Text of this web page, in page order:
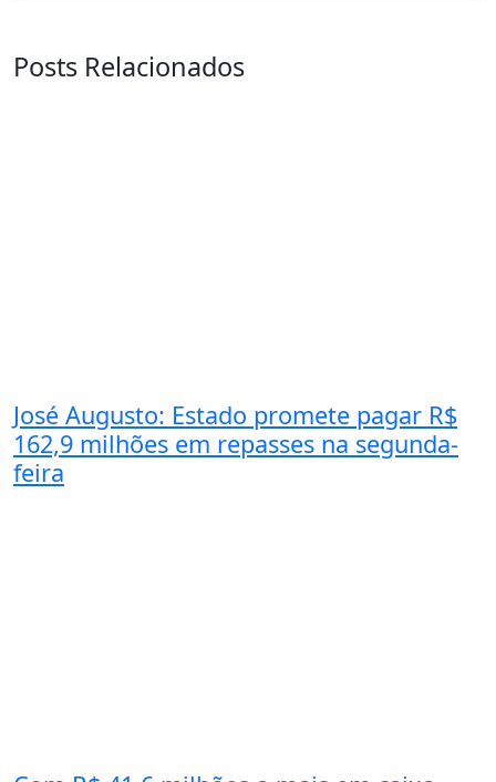
Posts Relacionados
José Augusto: Estado promete pagar R$
162,9 milhões em repasses na segunda-
feira